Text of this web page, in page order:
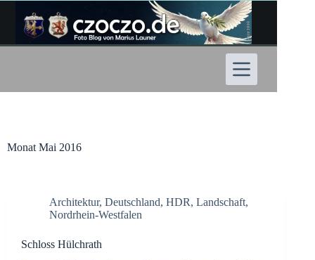
Inhalt
springen
Monat Mai 2016
Architektur, Deutschland, HDR, Landschaft,
Nordrhein-Westfalen
Schloss Hülchrath